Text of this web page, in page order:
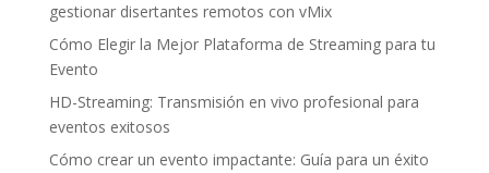
gestionar disertantes remotos con vMix
Cómo Elegir la Mejor Plataforma de Streaming para tu
Evento
HD-Streaming: Transmisión en vivo profesional para
eventos exitosos
Cómo crear un evento impactante: Guía para un éxito